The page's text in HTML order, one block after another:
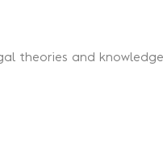
theories and